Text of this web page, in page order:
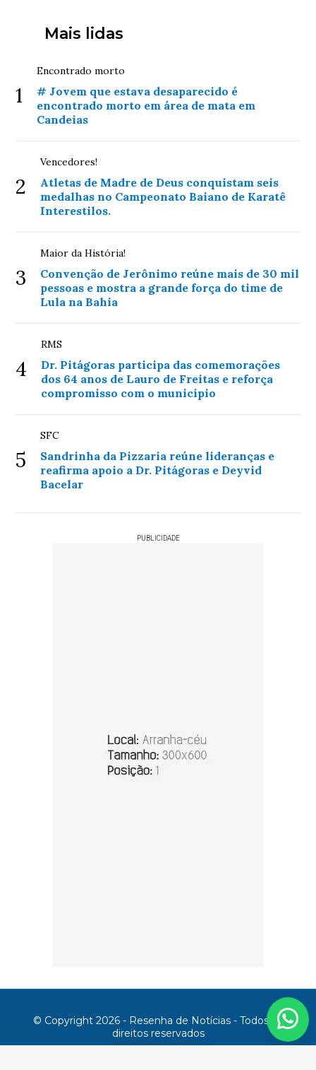
Mais lidas
1
Encontrado morto
# Jovem que estava desaparecido é
encontrado morto em área de mata em
Candeias
2
Vencedores!
Atletas de Madre de Deus conquistam seis
medalhas no Campeonato Baiano de Karatê
Interestilos.
3
Maior da História!
Convenção de Jerônimo reúne mais de 30 mil
pessoas e mostra a grande força do time de
Lula na Bahia
4
RMS
Dr. Pitágoras participa das comemorações
dos 64 anos de Lauro de Freitas e reforça
compromisso com o município
5
SFC
Sandrinha da Pizzaria reúne lideranças e
reafirma apoio a Dr. Pitágoras e Deyvid
Bacelar
PUBLICIDADE
© Copyright 2026 - Resenha de Notícias - Todos os
direitos reservados